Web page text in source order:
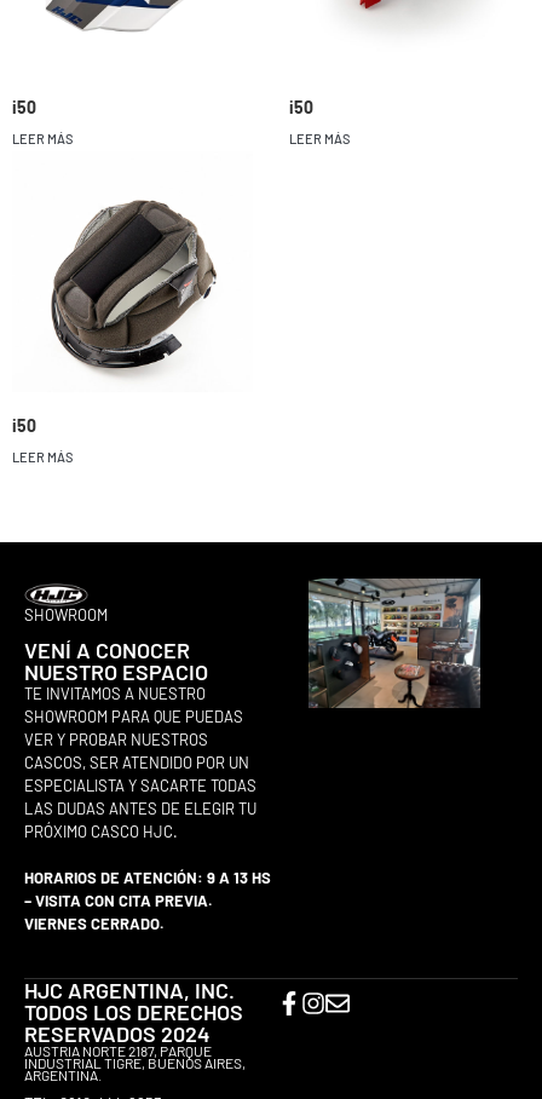
i50
LEER MÁS
i50
LEER MÁS
i50
LEER MÁS
SHOWROOM
VENÍ A CONOCER
NUESTRO ESPACIO
TE INVITAMOS A NUESTRO
SHOWROOM PARA QUE PUEDAS
VER Y PROBAR NUESTROS
CASCOS, SER ATENDIDO POR UN
ESPECIALISTA Y SACARTE TODAS
LAS DUDAS ANTES DE ELEGIR TU
PRÓXIMO CASCO HJC.
HORARIOS DE ATENCIÓN: 9 A 13 HS
– VISITA CON CITA PREVIA.
VIERNES CERRADO.
HJC ARGENTINA, INC.
TODOS LOS DERECHOS
RESERVADOS 2024
AUSTRIA NORTE 2187, PARQUE
INDUSTRIAL TIGRE, BUENOS AIRES,
ARGENTINA.